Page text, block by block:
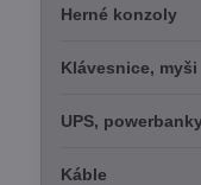
Herné konzoly
Klávesnice, myši
UPS,
Káble